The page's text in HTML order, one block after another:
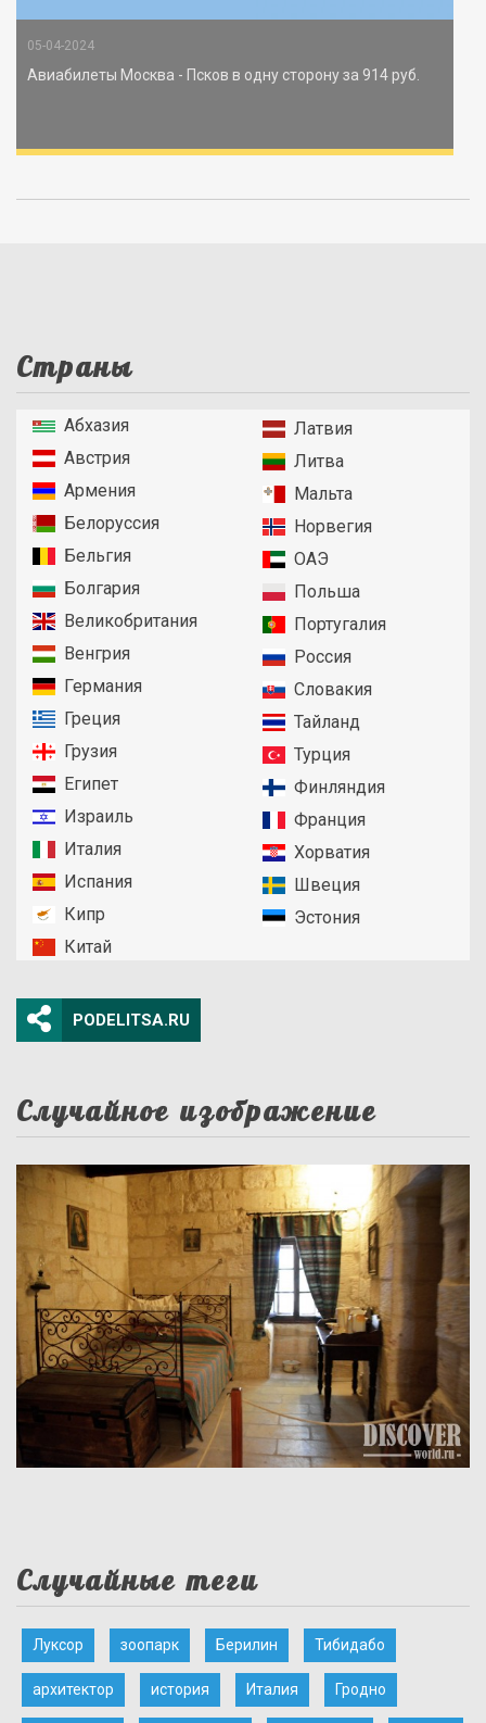
05-04-2024
Авиабилеты Москва - Псков в одну сторону за 914 руб.
Страны
Абхазия
Австрия
Армения
Белоруссия
Бельгия
Болгария
Великобритания
Венгрия
Германия
Греция
Грузия
Египет
Израиль
Италия
Испания
Кипр
Китай
Латвия
Литва
Мальта
Норвегия
ОАЭ
Польша
Португалия
Россия
Словакия
Тайланд
Турция
Финляндия
Франция
Хорватия
Швеция
Эстония
PODELITSA.RU
Случайное изображение
Случайные теги
Луксор зоопарк Берилин Тибидабо
архитектор история Италия Гродно